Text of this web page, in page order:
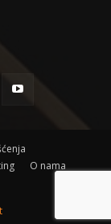
O nama